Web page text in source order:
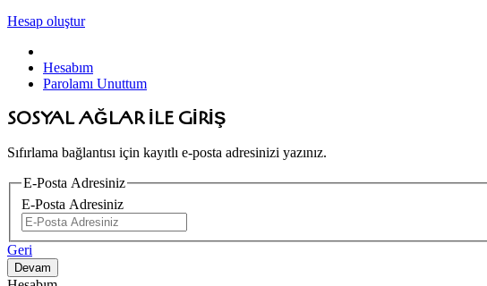
Hesap oluştur
Hesabım
Parolamı Unuttum
SOSYAL AĞLAR ILE GIRIŞ
Sıfırlama bağlantısı için kayıtlı e-posta adresinizi yazınız.
E-Posta Adresiniz
E-Posta Adresiniz
Geri